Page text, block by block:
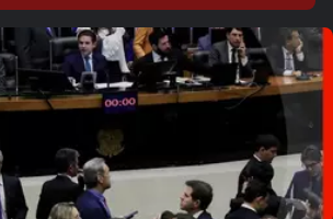
possível reproduzir o vídeo
Tentar novamente